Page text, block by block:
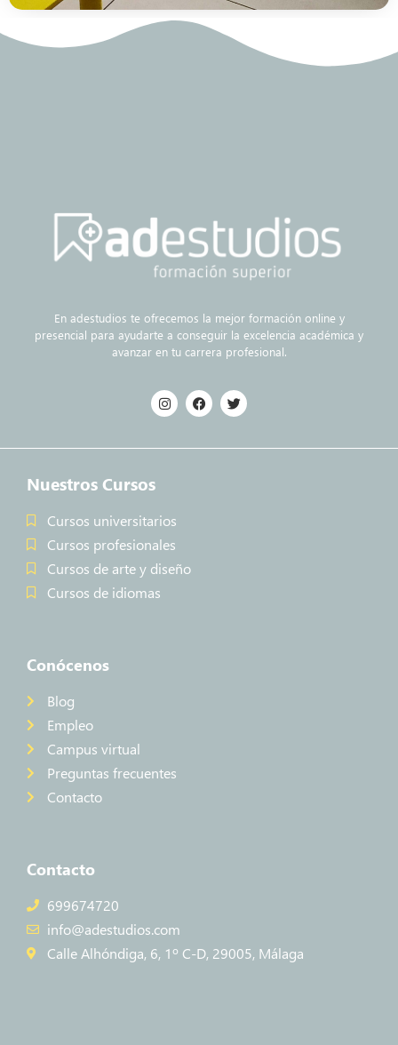
En adestudios te ofrecemos la mejor formación online y
presencial para ayudarte a conseguir la excelencia académica y
avanzar en tu carrera profesional.
Nuestros Cursos
Cursos universitarios
Cursos profesionales
Cursos de arte y diseño
Cursos de idiomas
Conócenos
Blog
Empleo
Campus virtual
Preguntas frecuentes
Contacto
Contacto
699674720
info@adestudios.com
Calle Alhóndiga, 6, 1º C-D, 29005, Málaga